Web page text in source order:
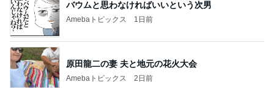
バウムと思わなければいいという次男
Amebaトピックス 1日前
原田龍二の妻 夫と地元の花火大会
Amebaトピックス 2日前